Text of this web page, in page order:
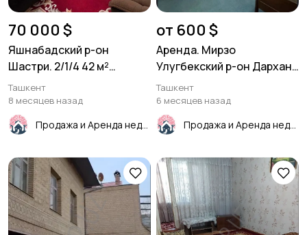
70 000 $
Яшнабадский р-он
Шастри. 2/1/4 42 м²
Кирпич.
Ташкент
8 месяцев назад
от 600 $
Аренда. Мирзо
Улугбекский р-он Дархан.
коммерческое
помещение 45м²
Ташкент
6 месяцев назад